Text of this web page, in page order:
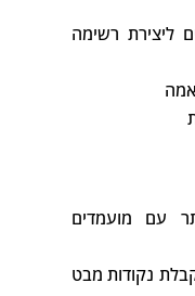
ליצירת רשימה
עם מועמדים
נקודות מבט